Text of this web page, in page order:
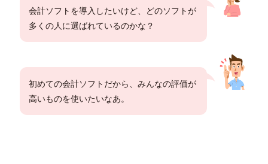
会計ソフトを導入したいけど、どのソフトが
多くの人に選ばれているのかな？
初めての会計ソフトだから、みんなの評価が
高いものを使いたいなあ。